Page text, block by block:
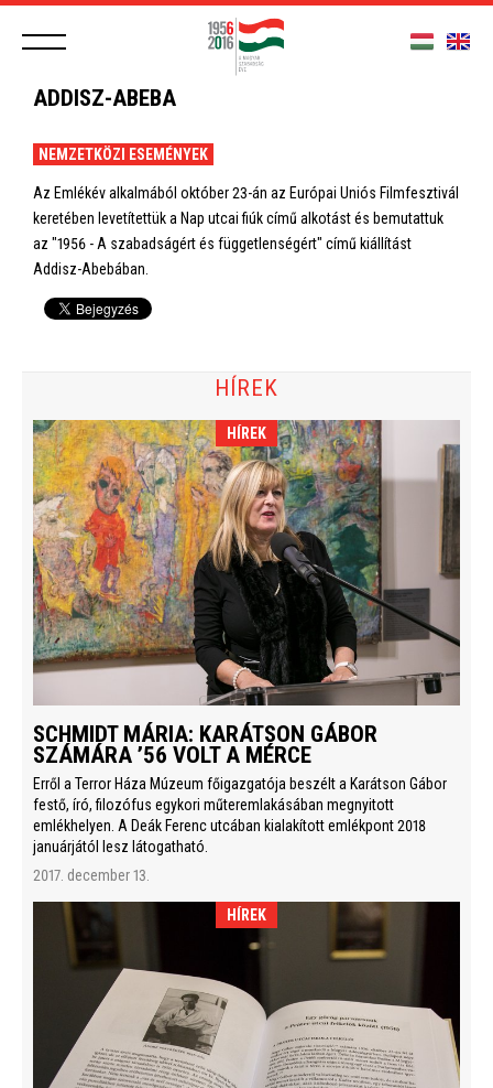
ADDISZ-ABEBA
NEMZETKÖZI ESEMÉNYEK
Az Emlékév alkalmából október 23-án az Európai Uniós Filmfesztivál
keretében levetítettük a Nap utcai fiúk című alkotást és bemutattuk
az "1956 - A szabadságért és függetlenségért" című kiállítást
Addisz-Abebában.
HÍREK
HÍREK
SCHMIDT MÁRIA: KARÁTSON GÁBOR
SZÁMÁRA ’56 VOLT A MÉRCE
Erről a Terror Háza Múzeum főigazgatója beszélt a Karátson Gábor
festő, író, filozófus egykori műteremlakásában megnyitott
emlékhelyen. A Deák Ferenc utcában kialakított emlékpont 2018
januárjától lesz látogatható.
2017. december 13.
HÍREK